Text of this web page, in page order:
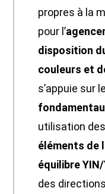
propres à la
pour l’
disposition
couleurs et
s’appuie sur
utilisation
éléments de
équilibre YIN/
des